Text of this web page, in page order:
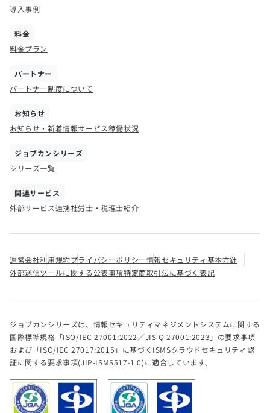
導入事例
料金
料金プラン
パートナー
パートナー制度について
お知らせ
お知らせ・新着情報サービス稼働状況
ジョブカンシリーズ
シリーズ一覧
関連サービス
外部サービス連携社労士・税理士紹介
運営会社利用規約プライバシーポリシー情報セキュリティ基本方針
外部送信ツールに関する公表事項特定商取引法に基づく表記
ジョブカンシリーズは、情報セキュリティマネジメントシステムに関する
国際標準規格「ISO/IEC 27001:2022／JIS Q 27001:2023」の要求事項
および「ISO/IEC 27017:2015」に基づくISMSクラウドセキュリティ認
証に関する要求事項(JIP-ISMS517-1.0)に適合しています。